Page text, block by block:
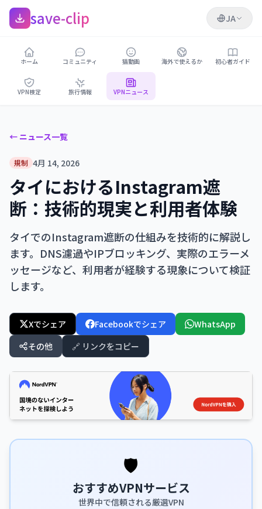
save-clip JA
ホーム コミュニティ 猫動画 海外で使えるか 初心者ガイド
VPN検定 旅行情報 VPNニュース
← ニュース一覧
規制 4月 14, 2026
タイにおけるInstagram遮
断：技術的現実と利用者体験
タイでのInstagram遮断の仕組みを技術的に解説し
ます。DNS濾過やIPブロッキング、実際のエラーメ
ッセージなど、利用者が経験する現象について検証
します。
Xでシェア Facebookでシェア
WhatsApp
その他
🔗 リンクをコピー
🛡️
おすすめVPNサービス
世界中で信頼される厳選VPN